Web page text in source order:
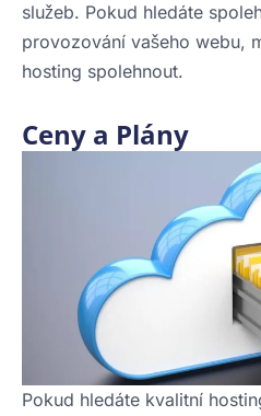
služeb. Pokud hledáte
provozování vašeho webu,
hosting spolehnout.
Ceny a Plány
Pokud hledáte kvalitní